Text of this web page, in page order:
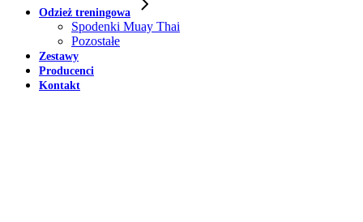
Odzież treningowa
Spodenki Muay Thai
Pozostałe
Zestawy
Producenci
Kontakt